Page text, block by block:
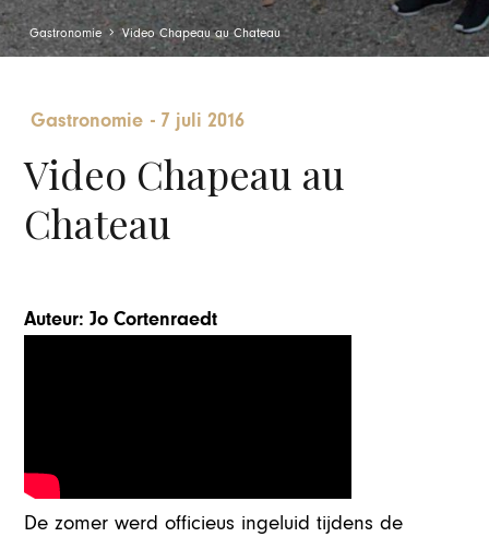
Gastronomie Video Chapeau au Chateau
Gastronomie - 7 juli 2016
Video Chapeau au
Chateau
Auteur: Jo Cortenraedt
De zomer werd officieus ingeluid tijdens de